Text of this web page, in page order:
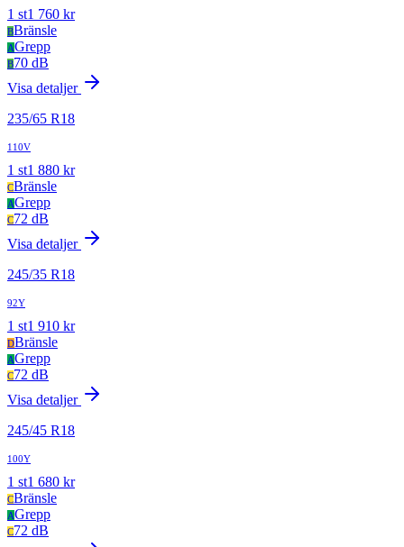
1 st1 760 kr
BBränsle
AGrepp
B70 dB
Visa detaljer
235/65 R18
110V
1 st1 880 kr
CBränsle
AGrepp
C72 dB
Visa detaljer
245/35 R18
92Y
1 st1 910 kr
DBränsle
AGrepp
C72 dB
Visa detaljer
245/45 R18
100Y
1 st1 680 kr
CBränsle
AGrepp
C72 dB